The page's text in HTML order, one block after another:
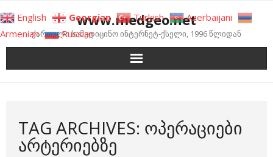
to
content
www.medgeo.net
ქართული სამედიცინო ინტერნეტ-ქსელი, 1996 წლიდან
TAG ARCHIVES: ᲝᲞᲔᲠᲐᲪᲘᲔᲑᲘ
ᲐᲠᲢᲔᲠᲘᲔᲑᲖᲔ
English Georgian Turkish
Azerbaijani
Armenian
Russian